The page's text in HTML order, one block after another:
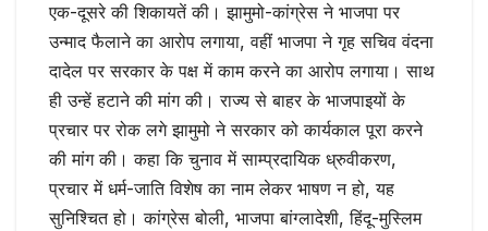
एक-दूसरे की शिकायतें की। झामुमो-कांग्रेस ने भाजपा पर
उन्माद फैलाने का आरोप लगाया, वहीं भाजपा ने गृह सचिव वंदना
दादेल पर सरकार के पक्ष में काम करने का आरोप लगाया। साथ
ही उन्हें हटाने की मांग की। राज्य से बाहर के भाजपाइयों के
प्रचार पर रोक लगे झामुमो ने सरकार को कार्यकाल पूरा करने
की मांग की। कहा कि चुनाव में साम्प्रदायिक ध्रुवीकरण,
प्रचार में धर्म-जाति विशेष का नाम लेकर भाषण न हो, यह
सुनिश्चित हो। कांग्रेस बोली, भाजपा बांग्लादेशी, हिंदू-मुस्लिम